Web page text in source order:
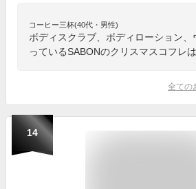
コーヒー三杯(40代・男性)
ボディスクラブ、ボディローション、
っているSABONのクリスマスコフレ
全ての
14